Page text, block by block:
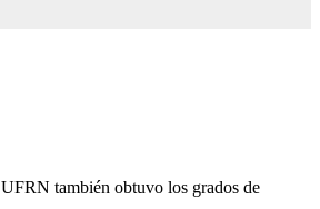
también obtuvo los grados de